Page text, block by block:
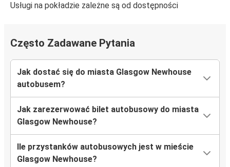
Usługi na pokładzie zależne są od dostępności
Często Zadawane Pytania
Jak dostać się do miasta Glasgow Newhouse
autobusem?
Jak zarezerwować bilet autobusowy do miasta
Glasgow Newhouse?
Ile przystanków autobusowych jest w mieście
Glasgow Newhouse?